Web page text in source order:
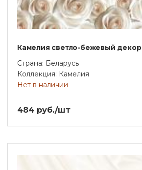
Камелия светло-бежевый декор
Страна: Беларусь
Коллекция: Камелия
Нет в наличии
484 руб./шт